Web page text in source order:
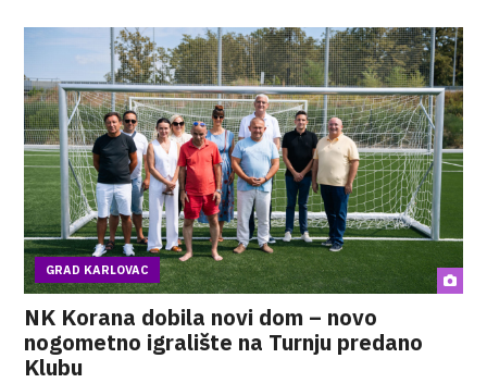
GRAD KARLOVAC
NK Korana dobila novi dom – novo
nogometno igralište na Turnju predano
Klubu